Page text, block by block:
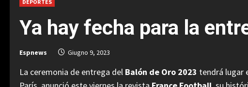
DEPORTES
Ya hay fecha para la
Espnews Giugno 9, 2023
La ceremonia de entrega del Balón de Oro 2023 tendrá lugar